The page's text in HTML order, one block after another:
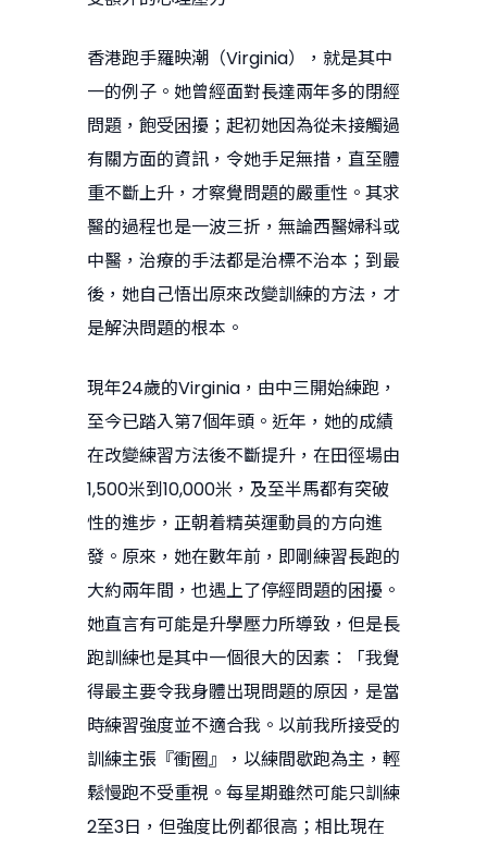
香港跑手羅映潮（Virginia），就是其中
一的例子。她曾經面對長達兩年多的閉經
問題，飽受困擾；起初她因為從未接觸過
有關方面的資訊，令她手足無措，直至體
重不斷上升，才察覺問題的嚴重性。其求
醫的過程也是一波三折，無論西醫婦科或
中醫，治療的手法都是治標不治本；到最
後，她自己悟出原來改變訓練的方法，才
是解決問題的根本。
現年24歲的Virginia，由中三開始練跑，
至今已踏入第7個年頭。近年，她的成績
在改變練習方法後不斷提升，在田徑場由
1,500米到10,000米，及至半馬都有突破
性的進步，正朝着精英運動員的方向進
發。原來，她在數年前，即剛練習長跑的
大約兩年間，也遇上了停經問題的困擾。
她直言有可能是升學壓力所導致，但是長
跑訓練也是其中一個很大的因素：「我覺
得最主要令我身體出現問題的原因，是當
時練習強度並不適合我。以前我所接受的
訓練主張『衝圈』，以練間歇跑為主，輕
鬆慢跑不受重視。每星期雖然可能只訓練
2至3日，但強度比例都很高；相比現在